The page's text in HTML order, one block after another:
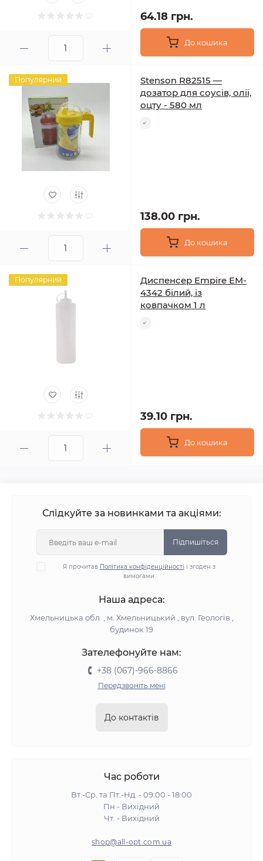
64.18 грн.
До кошика
Популярний
Stenson R82515 —
дозатор для соусів, олії,
оцту - 580 мл
138.00 грн.
До кошика
Популярний
Диспенсер Empire EM-
4342 білий, із
ковпачком 1 л
39.10 грн.
До кошика
Слідкуйте за новинками та акціями:
Підпишіться
Я прочитав Політика конфіденційності і згоден з
вимогами
Наша адреса:
Хмельницька обл. , м. Хмельницький , вул. Геологів ,
будинок 19
Зателефонуйте нам:
+38 (067)-966-8866
Передзвоніть мені
До контактів
Час роботи
Вт.-Ср. та Пт.-Нд. - 09:00 - 18:00
Пн - Вихідний
Чт. - Вихідний
shop@all-opt.com.ua